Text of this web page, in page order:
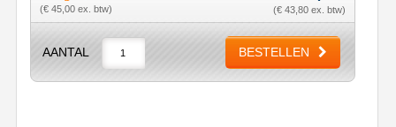
(€ 45,00 ex. btw) (€ 43,80 ex. btw)
AANTAL BESTELLEN